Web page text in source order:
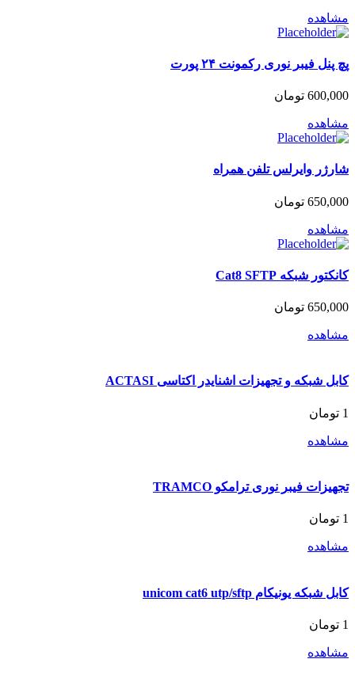
مشاهده
پچ پنل فیبر نوری رکمونت ۲۴ پورت
600,000 تومان
مشاهده
شارژر وایرلس تلفن همراه
650,000 تومان
مشاهده
کانکتور شبکه Cat8 SFTP
650,000 تومان
مشاهده
کابل شبکه و تجهیزات اشنایدر اکتاسی ACTASI
1 تومان
مشاهده
تجهیزات فیبر نوری ترامکو TRAMCO
1 تومان
مشاهده
کابل شبکه یونیکام unicom cat6 utp/sftp
1 تومان
مشاهده